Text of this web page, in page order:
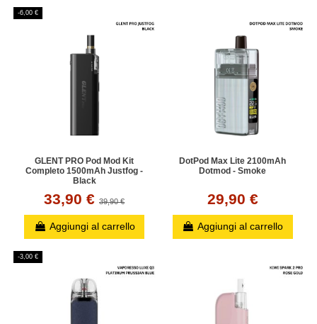
-6,00 €
GLENT PRO Pod Mod Kit
Completo 1500mAh Justfog -
Black
33,90 €39,90 €
Aggiungi al carrello
DotPod Max Lite 2100mAh
Dotmod - Smoke
29,90 €
Aggiungi al carrello
-3,00 €